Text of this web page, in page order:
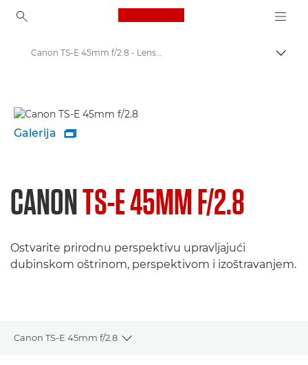
Canon Logo, back to
Canon TS-E 45mm f/2.8 - Lenses - Camera & Photo lenses
Galerija 
CANONTS-E 45MM F/2.8
Ostvarite prirodnu perspektivu upravljajući
dubinskom oštrinom, perspektivom i izoštravanjem.
Canon TS-E 45mm f/2.8
Toggle breadcrumbs